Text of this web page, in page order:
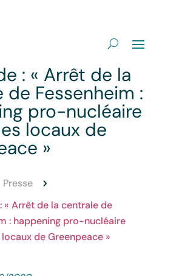
: « Arrêt de la
de Fessenheim :
pro-nucléaire
locaux de
»
Presse 5
« Arrêt de la centrale de
: happening pro-nucléaire
de Greenpeace »